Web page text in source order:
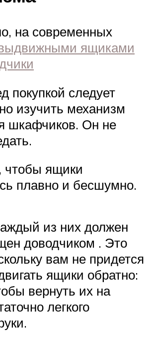
на современных
ящиками
покупкой следует
изучить механизм
шкафчиков. Он не
чтобы ящики
плавно и бесшумно.
из них должен
доводчиком . Это
вам не придется
ящики обратно:
вернуть их на
легкого